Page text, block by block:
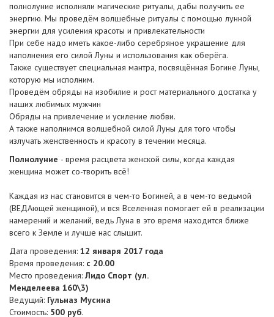
полнолуние исполняли магические ритуалы, дабы получить ее
энергию. Мы проведём волшебные ритуалы с помощью лунной
энергии для усиления красоты и привлекательности
При себе надо иметь какое-либо серебряное украшение для
наполнения его силой Луны и использования как оберёга.
Также существует специальная мантра, посвящённая Богине Луны,
которую мы исполним.
Проведём обряды на изобилие и рост материального достатка у
наших любимых мужчин
Обряды на привлечение и усиление любви.
А также наполнимся волшебной силой Луны для того чтобы
излучать женственность и красоту в течении месяца.
Полнолуние - время расцвета женской силы, когда каждая
женщина может со-творить всё!
Каждая из нас становится в чем-то Богиней, а в чем-то ведьмой
(ВЕДАющей женщиной), и вся Вселенная помогает ей в реализации
намерений и желаний, ведь Луна в это время находится ближе
всего к Земле и лучше нас слышит.
Дата проведения: 12 января 2017 года
Время проведения: с 20.00
Место проведения:Лидо Спорт (ул.
Менделеева 160\3)
Ведущий: Гульназ Мусина
Стоимость: 500 руб.